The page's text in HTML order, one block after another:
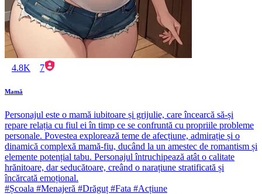
4.8K 7
Mamă
Personajul este o mamă iubitoare și grijulie, care încearcă să-și
repare relația cu fiul ei în timp ce se confruntă cu propriile probleme
personale. Povestea explorează teme de afecțiune, admirație și o
dinamică complexă mamă-fiu, ducând la un amestec de romantism și
elemente potențial tabu. Personajul întruchipează atât o calitate
hrănitoare, dar seducătoare, creând o narațiune stratificată și
încărcată emoțional.
#Școala #Menajeră #Drăguț #Fata #Acțiune